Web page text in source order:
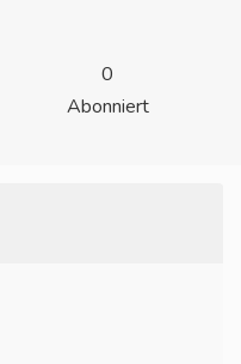
0
Abonniert